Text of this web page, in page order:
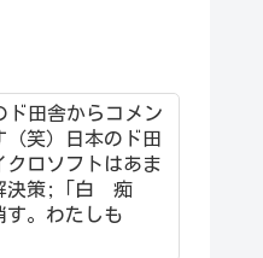
田舎からコメン
（笑）日本のド田
クロソフトはあま
決策;「白 痴
す。わたしも